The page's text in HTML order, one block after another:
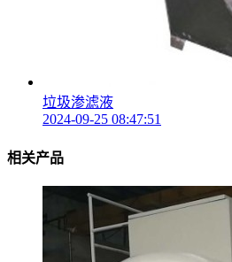
垃圾渗滤液
2024-09-25 08:47:51
相关产品